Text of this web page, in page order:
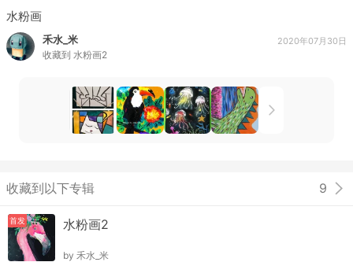
水粉画
禾水_米
收藏到 水粉画2
2020年07月30日
收藏到以下专辑 9
首发 水粉画2
by 禾水_米